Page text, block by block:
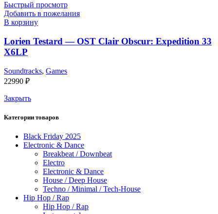
Быстрый просмотр
Добавить в пожелания
В корзину
Lorien Testard — OST Clair Obscur: Expedition 33
X6LP
Soundtracks, Games
22990 ₽
Закрыть
Категории товаров
Black Friday 2025
Electronic & Dance
Breakbeat / Downbeat
Electro
Electronic & Dance
House / Deep House
Techno / Minimal / Tech-House
Hip Hop / Rap
Hip Hop / Rap